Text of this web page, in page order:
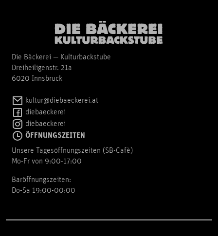
Die Bäckerei — Kulturbackstube
Dreiheiligenstr. 21a
6020 Innsbruck
kultur@diebaeckerei.at
diebaeckerei
diebaeckerei
ÖFFNUNGSZEITEN
Unsere Tagesöffnungszeiten (SB-Cafè)
Mo-Fr von 9:00-17:00
Baröffnungszeiten:
Do-Sa 19:00-00:00